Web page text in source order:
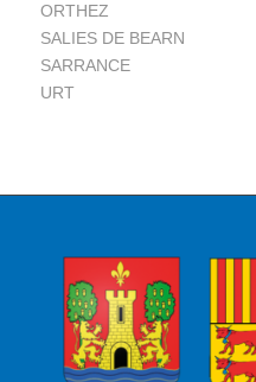
ORTHEZ
SALIES DE BEARN
SARRANCE
URT